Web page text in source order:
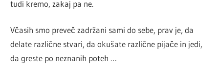
tudi kremo, zakaj pa ne.
Včasih smo preveč zadržani sami do sebe, prav je, da
delate različne stvari, da okušate različne pijače in jedi,
da greste po neznanih poteh …